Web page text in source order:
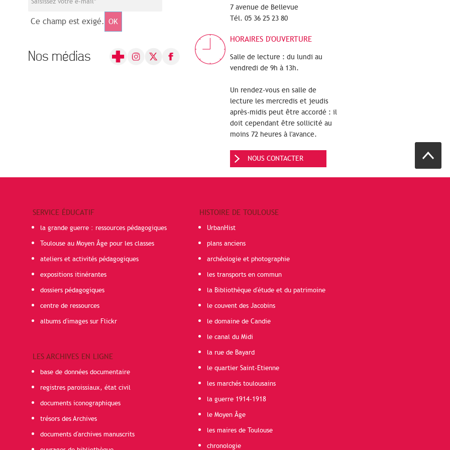
Ce champ est exigé. OK
Nos médias
7 avenue de Bellevue
Tél. 05 36 25 23 80
HORAIRES D'OUVERTURE
Salle de lecture : du lundi au
vendredi de 9h à 13h.
Un rendez-vous en salle de
lecture les mercredis et jeudis
après-midis peut être accordé : il
doit cependant être sollicité au
moins 72 heures à l'avance.
NOUS CONTACTER
SERVICE ÉDUCATIF
la grande guerre : ressources pédagogiques
Toulouse au Moyen Âge pour les classes
ateliers et activités pédagogiques
expositions itinérantes
dossiers pédagogiques
centre de ressources
albums d'images sur Flickr
LES ARCHIVES EN LIGNE
base de données documentaire
registres paroissiaux, état civil
documents iconographiques
trésors des Archives
documents d'archives manuscrits
HISTOIRE DE TOULOUSE
UrbanHist
plans anciens
archéologie et photographie
les transports en commun
la Bibliothèque d'étude et du patrimoine
le couvent des Jacobins
le domaine de Candie
le canal du Midi
la rue de Bayard
le quartier Saint-Etienne
les marchés toulousains
la guerre 1914-1918
le Moyen Âge
les maires de Toulouse
chronologie